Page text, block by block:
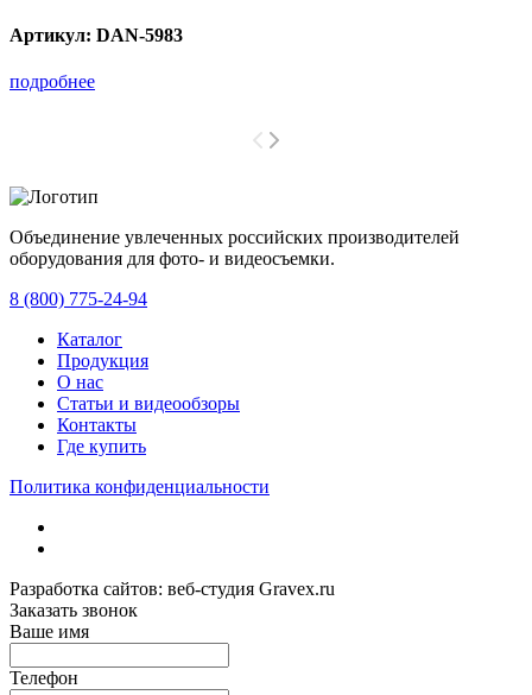
Артикул: DAN-5983
подробнее
Объединение увлеченных российских производителей
оборудования для фото- и видеосъемки.
8 (800) 775-24-94
Каталог
Продукция
О нас
Статьи и видеообзоры
Контакты
Где купить
Политика конфиденциальности
Разработка сайтов: веб-студия Gravex.ru
Заказать звонок
Ваше имя
Телефон